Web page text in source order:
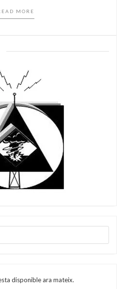
MORE
disponible ara mateix.